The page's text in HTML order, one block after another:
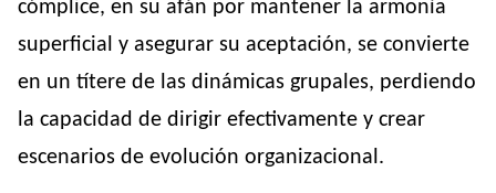
cómplice, en su afán por mantener la armonía
superficial y asegurar su aceptación, se convierte
en un títere de las dinámicas grupales, perdiendo
la capacidad de dirigir efectivamente y crear
escenarios de evolución organizacional.